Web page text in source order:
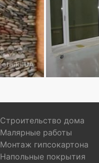
Строительство дома
Малярные работы
Монтаж гипсокартона
Напольные покрытия